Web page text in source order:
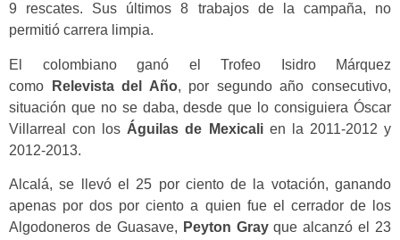
9 rescates. Sus últimos 8 trabajos de la campaña, no
permitió carrera limpia.
El colombiano ganó el Trofeo Isidro Márquez
como
Relevista del Año, por segundo año consecutivo,
situación que no se daba, desde que lo consiguiera Óscar
Villarreal con los Águilas de Mexicalien la 2011-2012 y
2012-2013.
Alcalá, se llevó el 25 por ciento de la votación, ganando
apenas por dos por ciento a quien fue el cerrador de los
Algodoneros de Guasave, Peyton Grayque alcanzó el 23